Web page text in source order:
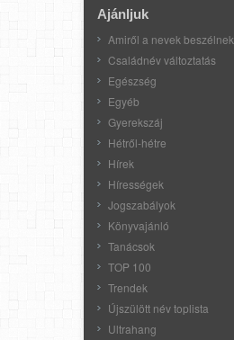
Ajánljuk
Amiről a nevek beszélnek
Családnév változtatás
Egészség
Egyéb
Gyerekszáj
Hétről-hétre
Hírek
Hírességek
Jogszabályok
Könyvajánló
Tanácsok
TOP 100
Trendek
Újszülött név toplista
Ultrahang